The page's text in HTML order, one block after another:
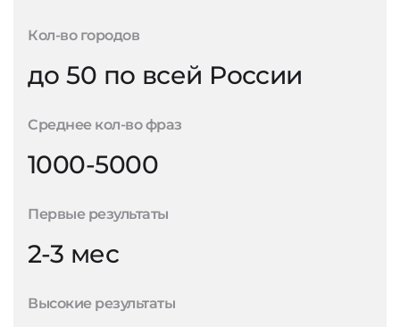
Кол-во городов
до 50 по всей России
Среднее кол-во фраз
1000-5000
Первые результаты
2-3 мес
Высокие результаты